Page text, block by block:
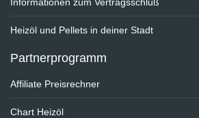
Heizöl und Pellets in deiner Stadt
Partnerprogramm
Affiliate Preisrechner
Chart Heizöl